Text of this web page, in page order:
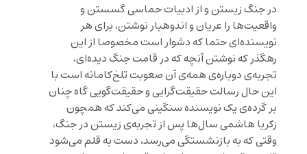
در جنگ زیستن و از ادبیات حماسی گسستن و
واقعیت‌ها را عریان و اندوهبار نوشتن، برای هر
نویسنده‌ای حتما که دشوار است مخصوصا از این
رهگذر که نوشتن آنچه که در قامت جنگ دیده‌ای،
تجربه‌ی دوباره‌ی همه‌ی آن صعوبت تلخ‌کامانه است با
این حال رسالت حقیقت‌گرایی و حقیقت‌گویی گاه چنان
بر گرده‌ی یک نویسنده سنگینی می‌کند که همچون
زکریا هاشمی سال‌ها پس از تجربه‌ی زیستن در جنگ،
وقتی که به بازنشستگی می‌رسد، دست به قلم می‌شود